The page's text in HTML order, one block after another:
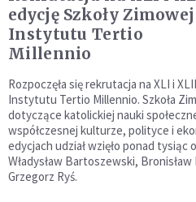
edycję Szkoły Zimowej
Instytutu Tertio
Millennio
Rozpoczęła się rekrutacja na XLI i
Instytutu Tertio Millennio. Szkoła
dotyczące katolickiej nauki
współczesnej kulturze, polityce i
edycjach udział wzięło ponad tysiąc
Władysław Bartoszewski,
Grzegorz Ryś.